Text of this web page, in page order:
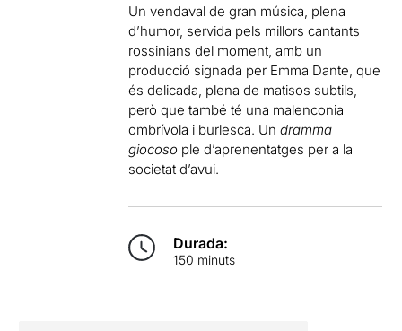
Un vendaval de gran música, plena
d’humor, servida pels millors cantants
rossinians del moment, amb un
producció signada per Emma Dante, que
és delicada, plena de matisos subtils,
però que també té una malenconia
ombrívola i burlesca. Undramma
giocoso ple d’aprenentatges per a la
societat d’avui.
Durada:
150 minuts